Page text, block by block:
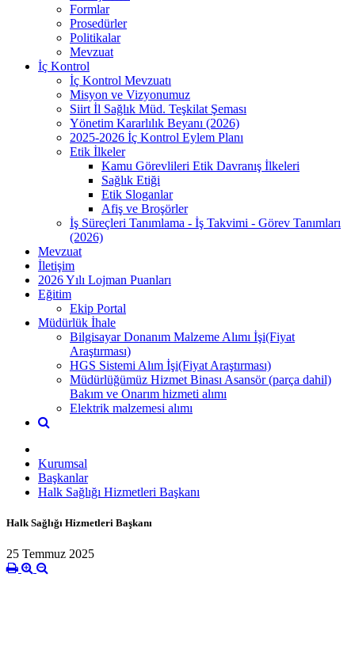
Formlar
Prosedürler
Politikalar
Mevzuat
İç Kontrol
İç Kontrol Mevzuatı
Misyon ve Vizyonumuz
Siirt İl Sağlık Müd. Teşkilat Şeması
Yönetim Kararlılık Beyanı (2026)
2025-2026 İç Kontrol Eylem Planı
Etik İlkeler
Kamu Görevlileri Etik Davranış İlkeleri
Sağlık Etiği
Etik Sloganlar
Afiş ve Broşörler
İş Süreçleri Tanımlama - İş Takvimi - Görev Tanımları
(2026)
Mevzuat
İletişim
2026 Yılı Lojman Puanları
Eğitim
Ekip Portal
Müdürlük İhale
Bilgisayar Donanım Malzeme Alımı İşi(Fiyat
Araştırması)
HGS Sistemi Alım İşi(Fiyat Araştırması)
Müdürlüğümüz Hizmet Binası Asansör (parça dahil)
Bakım ve Onarım hizmeti alımı
Elektrik malzemesi alımı
Kurumsal
Başkanlar
Halk Sağlığı Hizmetleri Başkanı
Halk Sağlığı Hizmetleri Başkanı
25 Temmuz 2025